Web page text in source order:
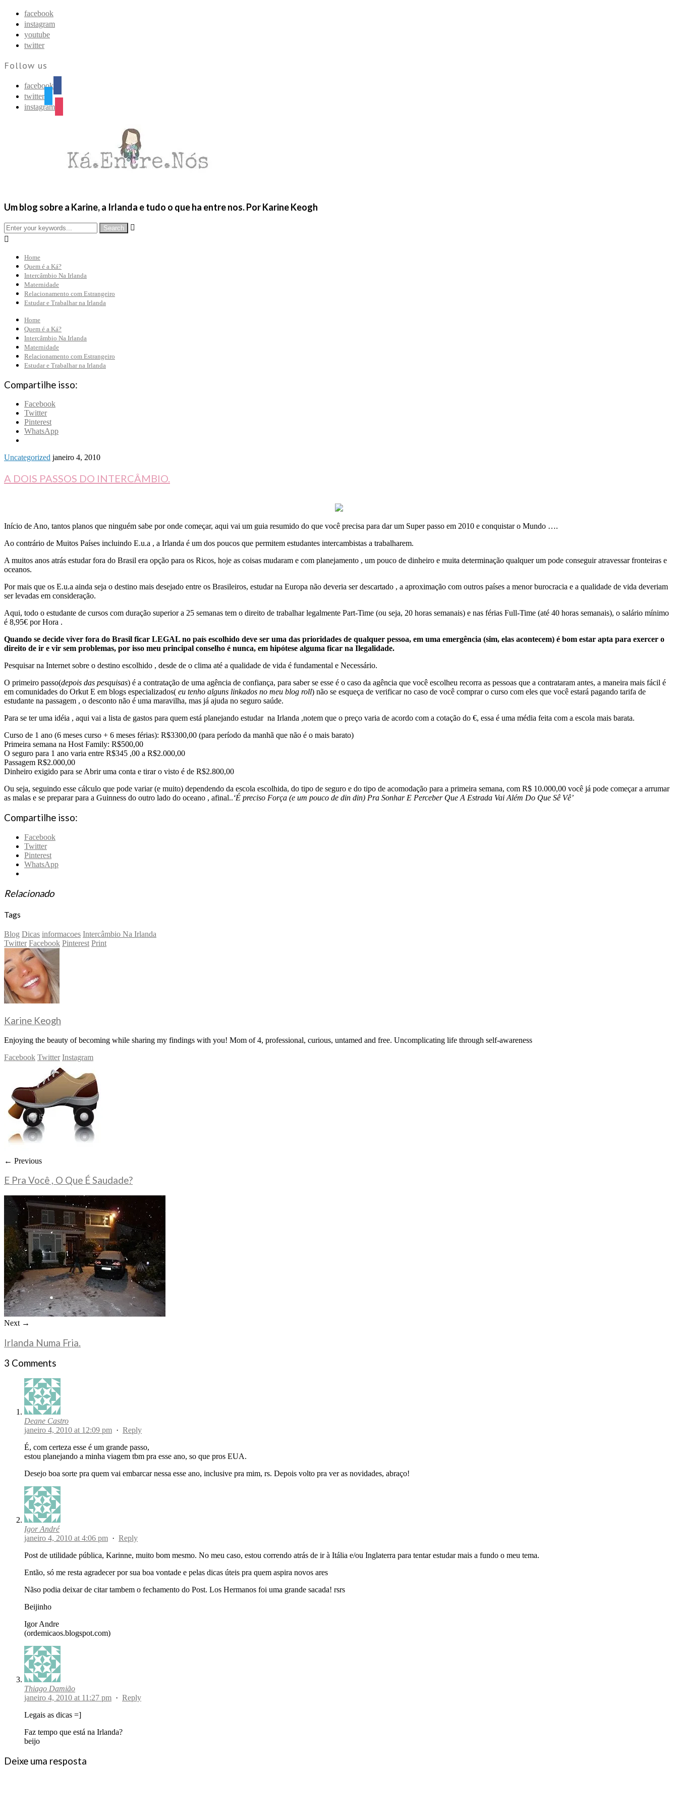
facebook
instagram
youtube
twitter
Follow us
facebook
twitter
instagram
Um blog sobre a Karine, a Irlanda e tudo o que ha entre nos. Por Karine Keogh


Home
Quem é a Ká?
Intercâmbio Na Irlanda
Maternidade
Relacionamento com Estrangeiro
Estudar e Trabalhar na Irlanda
Home
Quem é a Ká?
Intercâmbio Na Irlanda
Maternidade
Relacionamento com Estrangeiro
Estudar e Trabalhar na Irlanda
Compartilhe isso:
Facebook
Twitter
Pinterest
WhatsApp
Uncategorized janeiro 4, 2010
A DOIS PASSOS DO INTERCÂMBIO.
Início de Ano, tantos planos que ninguém sabe por onde começar, aqui vai um guia resumido do que você precisa para dar um Super passo em 2010 e conquistar o Mundo ….
Ao contrário de Muitos Países incluindo E.u.a , a Irlanda é um dos poucos que permitem estudantes intercambistas a trabalharem.
A muitos anos atrás estudar fora do Brasil era opção para os Ricos, hoje as coisas mudaram e com planejamento , um pouco de dinheiro e muita determinação qualquer um pode conseguir atravessar fronteiras e
oceanos.
Por mais que os E.u.a ainda seja o destino mais desejado entre os Brasileiros, estudar na Europa não deveria ser descartado , a aproximação com outros países a menor burocracia e a qualidade de vida deveriam
ser levadas em consideração.
Aqui, todo o estudante de cursos com duração superior a 25 semanas tem o direito de trabalhar legalmente Part-Time (ou seja, 20 horas semanais) e nas férias Full-Time (até 40 horas semanais), o salário mínimo
é 8,95€ por Hora .
Quando se decide viver fora do Brasil ficar LEGAL no país escolhido deve ser uma das prioridades de qualquer pessoa, em uma emergência (sim, elas acontecem) é bom estar apta para exercer o
direito de ir e vir sem problemas, por isso meu principal conselho é nunca, em hipótese alguma ficar na Ilegalidade.
Pesquisar na Internet sobre o destino escolhido , desde de o clima até a qualidade de vida é fundamental e Necessário.
O primeiro passo(depois das pesquisas) é a contratação de uma agência de confiança, para saber se esse é o caso da agência que você escolheu recorra as pessoas que a contrataram antes, a maneira mais fácil é
em comunidades do Orkut E em blogs especializados( eu tenho alguns linkados no meu blog roll) não se esqueça de verificar no caso de você comprar o curso com eles que você estará pagando tarifa de
estudante na passagem , o desconto não é uma maravilha, mas já ajuda no seguro saúde.
Para se ter uma idéia , aqui vai a lista de gastos para quem está planejando estudar na Irlanda ,notem que o preço varia de acordo com a cotação do €, essa é uma média feita com a escola mais barata.
Curso de 1 ano (6 meses curso + 6 meses férias): R$3300,00 (para período da manhã que não é o mais barato)
Primeira semana na Host Family: R$500,00
O seguro para 1 ano varia entre R$345 ,00 a R$2.000,00
Passagem R$2.000,00
Dinheiro exigido para se Abrir uma conta e tirar o visto é de R$2.800,00
Ou seja, seguindo esse cálculo que pode variar (e muito) dependendo da escola escolhida, do tipo de seguro e do tipo de acomodação para a primeira semana, com R$ 10.000,00 você já pode começar a arrumar
as malas e se preparar para a Guinness do outro lado do oceano , afinal..‘É preciso Força (e um pouco de din din) Pra Sonhar E Perceber Que A Estrada Vai Além Do Que Sê Vê’
Compartilhe isso:
Facebook
Twitter
Pinterest
WhatsApp
Relacionado
Tags
Blog Dicas informacoes Intercâmbio Na Irlanda
Twitter Facebook Pinterest Print
Karine Keogh
Enjoying the beauty of becoming while sharing my findings with you! Mom of 4, professional, curious, untamed and free. Uncomplicating life through self-awareness
Facebook Twitter Instagram
← Previous
E Pra Você , O Que É Saudade?
Next →
Irlanda Numa Fria.
3 Comments
Deane Castro
janeiro 4, 2010 at 12:09 pm · Reply
É, com certeza esse é um grande passo,
estou planejando a minha viagem tbm pra esse ano, so que pros EUA.
Desejo boa sorte pra quem vai embarcar nessa esse ano, inclusive pra mim, rs. Depois volto pra ver as novidades, abraço!
Igor André
janeiro 4, 2010 at 4:06 pm · Reply
Post de utilidade pública, Karinne, muito bom mesmo. No meu caso, estou correndo atrás de ir à Itália e/ou Inglaterra para tentar estudar mais a fundo o meu tema.
Então, só me resta agradecer por sua boa vontade e pelas dicas úteis pra quem aspira novos ares
Nãso podia deixar de citar tambem o fechamento do Post. Los Hermanos foi uma grande sacada! rsrs
Beijinho
Igor Andre
(ordemicaos.blogspot.com)
Thiago Damião
janeiro 4, 2010 at 11:27 pm · Reply
Legais as dicas =]
Faz tempo que está na Irlanda?
beijo
Deixe uma resposta